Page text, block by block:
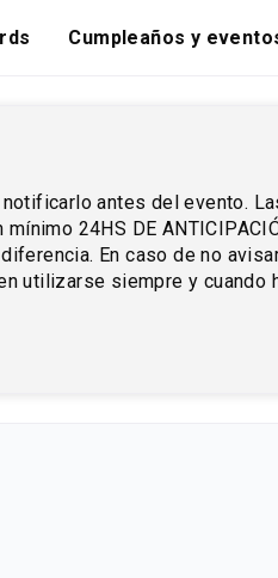
Cumpleaños y
antes del evento.
24HS DE
En caso de no
utilizarse siempre y cuando